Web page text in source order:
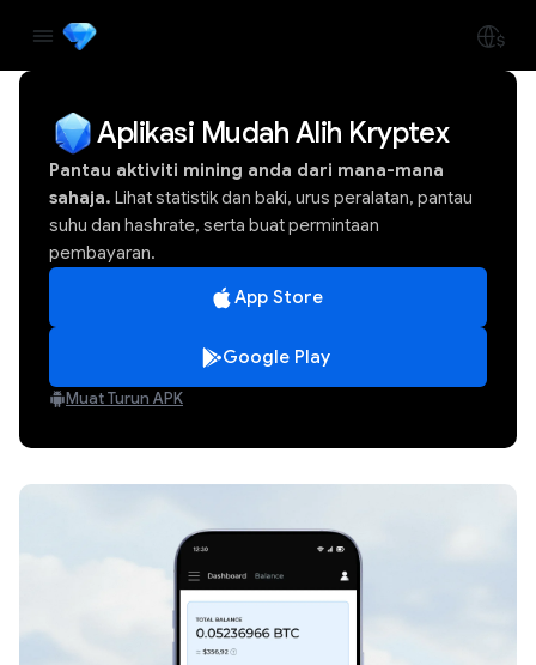
Aplikasi Mudah Alih Kryptex
Pantau aktiviti mining anda dari mana-mana
sahaja. Lihat statistik dan baki, urus peralatan, pantau
suhu dan hashrate, serta buat permintaan
pembayaran.
App Store
Google Play
Muat Turun APK